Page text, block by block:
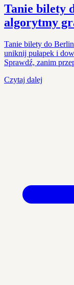
Tanie bilety
algorytmy
Tanie bilety do
uniknij pułapek i
Sprawdź, zanim
Czytaj dalej